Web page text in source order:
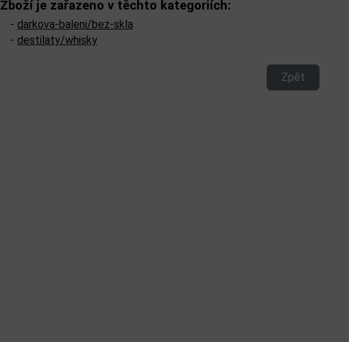
Zboží je zařazeno v těchto kategoriích:
- darkova-baleni/bez-skla
- destilaty/whisky
Zpět